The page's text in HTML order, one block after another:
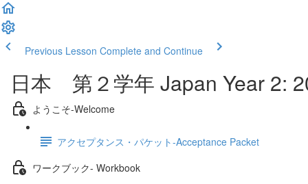
Previous Lesson Complete and Continue
日本 第２学年 Japan Year 2:
ようこそ‐Welcome
アクセプタンス・パケット‐Acceptance Packet
ワークブック- Workbook